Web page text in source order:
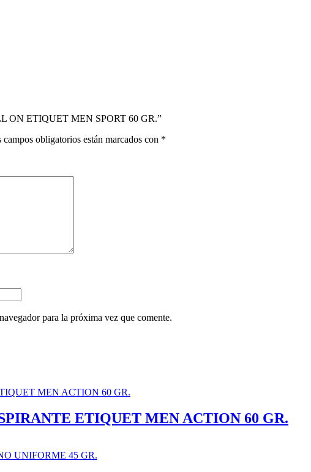
ON ETIQUET MEN SPORT 60 GR.”
campos obligatorios están marcados con *
para la próxima vez que comente.
ETIQUET MEN ACTION 60 GR.